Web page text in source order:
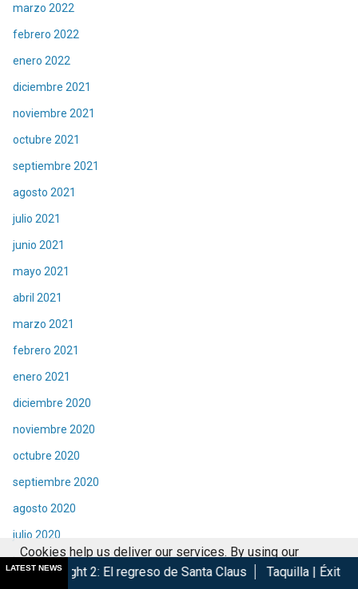
marzo 2022
febrero 2022
enero 2022
diciembre 2021
noviembre 2021
octubre 2021
septiembre 2021
agosto 2021
julio 2021
junio 2021
mayo 2021
abril 2021
marzo 2021
febrero 2021
enero 2021
diciembre 2020
noviembre 2020
octubre 2020
septiembre 2020
agosto 2020
julio 2020
junio 2020
LATEST NEWS
El regreso de Santa Claus Taquilla | Éxito de Spider-Man
Cookies help us deliver our services. By using our
services, you agree to our use of cookies.
Got it